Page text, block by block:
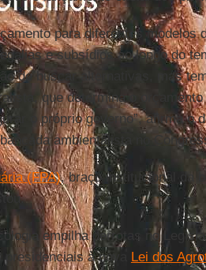
para diferentes modelos
e subsídios ao longo do
de buscar alternativas, mas
que determina o
o próprio governo”, afirma o
ambientalista no
(FPA), braço institucional da
empilha derrotas no
à nova Lei dos